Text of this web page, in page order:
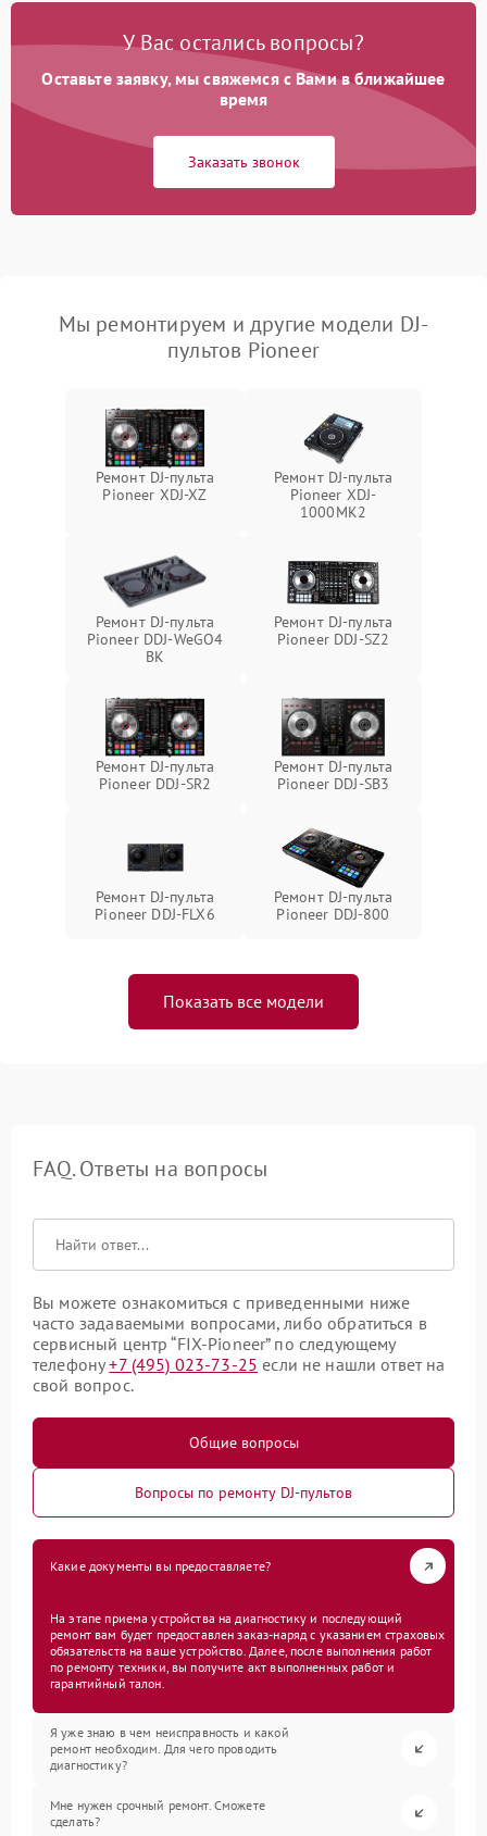
У Вас остались вопросы?
Оставьте заявку, мы свяжемся с Вами в ближайшее
время
Заказать звонок
Мы ремонтируем и другие модели DJ-
пультов Pioneer
Ремонт DJ-пульта
Pioneer XDJ-XZ
Ремонт DJ-пульта
Pioneer XDJ-
1000MK2
Ремонт DJ-пульта
Pioneer DDJ-WeGO4
BK
Ремонт DJ-пульта
Pioneer DDJ-SZ2
Ремонт DJ-пульта
Pioneer DDJ-SR2
Ремонт DJ-пульта
Pioneer DDJ-SB3
Ремонт DJ-пульта
Pioneer DDJ-FLX6
Ремонт DJ-пульта
Pioneer DDJ-800
Показать все модели
FAQ. Ответы на вопросы
Вы можете ознакомиться с приведенными ниже
часто задаваемыми вопросами, либо обратиться в
сервисный центр “FIX-Pioneer” по следующему
телефону+7 (495) 023-73-25 если не нашли ответ на
свой вопрос.
Общие вопросы
Вопросы по ремонту DJ-пультов
Какие документы вы предоставляете?
На этапе приема устройства на диагностику и последующий
ремонт вам будет предоставлен заказ-наряд с указанием страховых
обязательств на ваше устройство. Далее, после выполнения работ
по ремонту техники, вы получите акт выполненных работ и
гарантийный талон.
Я уже знаю в чем неисправность и какой
ремонт необходим. Для чего проводить
диагностику?
Мне нужен срочный ремонт. Сможете
сделать?